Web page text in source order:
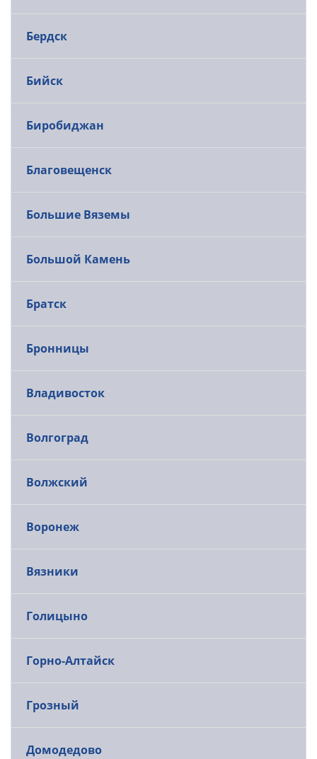
Бердск
Бийск
Биробиджан
Благовещенск
Большие Вяземы
Большой Камень
Братск
Бронницы
Владивосток
Волгоград
Волжский
Воронеж
Вязники
Голицыно
Горно-Алтайск
Грозный
Домодедово